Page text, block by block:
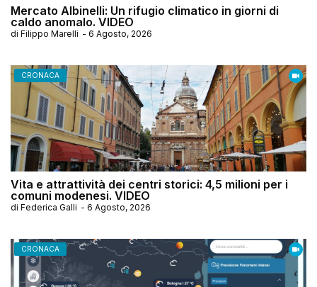
Mercato Albinelli: Un rifugio climatico in giorni di
caldo anomalo. VIDEO
di Filippo Marelli - 6 Agosto, 2026
CRONACA
Vita e attrattività dei centri storici: 4,5 milioni per i
comuni modenesi. VIDEO
di Federica Galli - 6 Agosto, 2026
CRONACA